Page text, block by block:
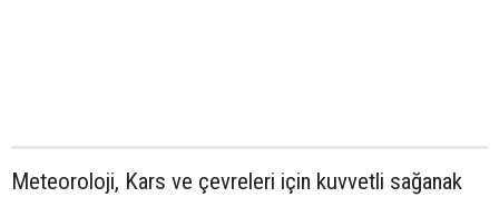
Meteoroloji, Kars ve çevreleri için kuvvetli sağanak